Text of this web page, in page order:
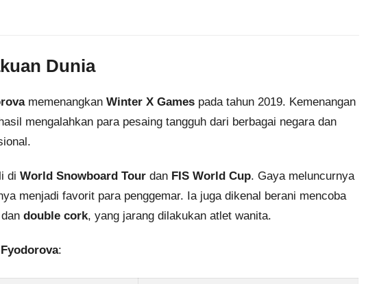
Dunia
memenangkan Winter X Games pada tahun 2019. Kemenangan
mengalahkan para pesaing tangguh dari berbagai negara dan
di World Snowboard Tour dan FIS World Cup. Gaya meluncurnya
menjadi favorit para penggemar. Ia juga dikenal berani mencoba
dan double cork, yang jarang dilakukan atlet wanita.
: